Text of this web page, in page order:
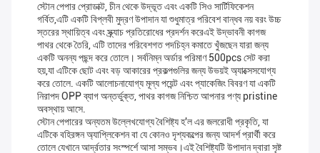
স্টোন পেপার প্রোডাক্ট, চীন থেকে উদ্ভূত এবং একটি সিও সার্টিফিকেশন
গর্বিত,এটি একটি বিপ্লবী মুদ্রণ উপাদান যা শুধুমাত্র পরিবেশ বান্ধব নয় বরং উচ্চ
স্তরের স্থায়িত্ব এবং স্ক্র্যাচ প্রতিরোধের প্রদর্শন করেএই উদ্ভাবনী কাগজ
পাথর থেকে তৈরি, এটি তাদের পরিবেশগত পদচিহ্ন কমাতে খুঁজছেন যারা জন্য
একটি অনন্য পছন্দ করে তোলে। সর্বনিম্ন অর্ডার পরিমাণ 500pcs সেট করা
হয়,যা এটিকে ছোট এবং বড় আকারের প্রকল্পগুলির জন্য উভয়ই অ্যাক্সেসযোগ্য
করে তোলে. একটি আলোচনাযোগ্য মূল্য পয়েন্ট এবং প্যাকেজিং বিবরণ যা একটি
নিরাপদ OPP ব্যাগ অন্তর্ভুক্ত, পাথর কাগজ নিশ্চিত আপনার পণ্য pristine
অবস্থায় আসে.
স্টোন পেপারের অন্যতম উল্লেখযোগ্য বৈশিষ্ট্য হ'ল এর জলরোধী প্রকৃতি, যা
এটিকে বহিরঙ্গন অ্যাপ্লিকেশন বা যে কোনও দৃশ্যকল্পের জন্য আদর্শ প্রার্থী করে
তোলে যেখানে আর্দ্রতার সংস্পর্শে আসা সম্ভব।এই বৈশিষ্ট্যটি উপাদান দ্বারা সৃষ্ট